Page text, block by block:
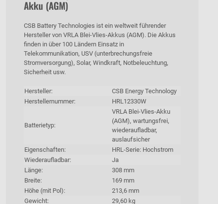
Akku (AGM)
CSB Battery Technologies ist ein weltweit führender
Hersteller von VRLA Blei-Vlies-Akkus (AGM). Die Akkus
finden in über 100 Ländern Einsatz in
Telekommunikation, USV (unterbrechungsfreie
Stromversorgung), Solar, Windkraft, Notbeleuchtung,
Sicherheit usw.
Hersteller:
CSB Energy Technology
Herstellernummer:
HRL12330W
Batterietyp:
VRLA Blei-Vlies-Akku
(AGM), wartungsfrei,
wiederaufladbar,
auslaufsicher
Eigenschaften:
HRL-Serie: Hochstrom
Wiederaufladbar:
Ja
Länge:
308 mm
Breite:
169 mm
Höhe (mit Pol):
213,6 mm
Gewicht:
29,60 kg